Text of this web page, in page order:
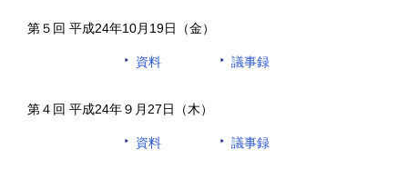
第５回 平成24年10月19日（金）
資料 議事録
第４回 平成24年９月27日（木）
資料 議事録